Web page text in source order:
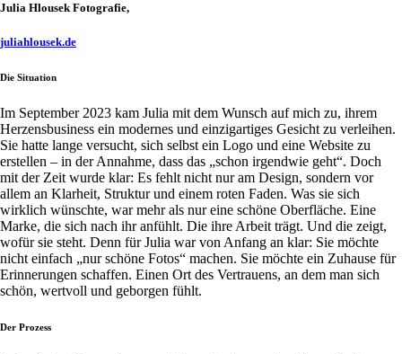
Julia Hlousek Fotografie,
juliahlousek.de
Die Situation
Im September 2023 kam Julia mit dem Wunsch auf mich zu, ihrem
Herzensbusiness ein modernes und einzigartiges Gesicht zu verleihen.
Sie hatte lange versucht, sich selbst ein Logo und eine Website zu
erstellen – in der Annahme, dass das „schon irgendwie geht“. Doch
mit der Zeit wurde klar: Es fehlt nicht nur am Design, sondern vor
allem an Klarheit, Struktur und einem roten Faden. Was sie sich
wirklich wünschte, war mehr als nur eine schöne Oberfläche. Eine
Marke, die sich nach ihr anfühlt. Die ihre Arbeit trägt. Und die zeigt,
wofür sie steht. Denn für Julia war von Anfang an klar: Sie möchte
nicht einfach „nur schöne Fotos“ machen. Sie möchte ein Zuhause für
Erinnerungen schaffen. Einen Ort des Vertrauens, an dem man sich
schön, wertvoll und geborgen fühlt.
Der Prozess